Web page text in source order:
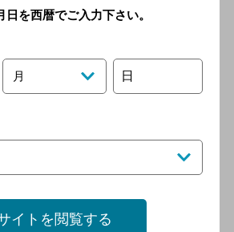
歩1分
瀬里奈 本店
歩2分／地下鉄大江戸線 六本
YAKITORI 燃
日を西暦でご入力下さい。
月 日
イトを閲覧する